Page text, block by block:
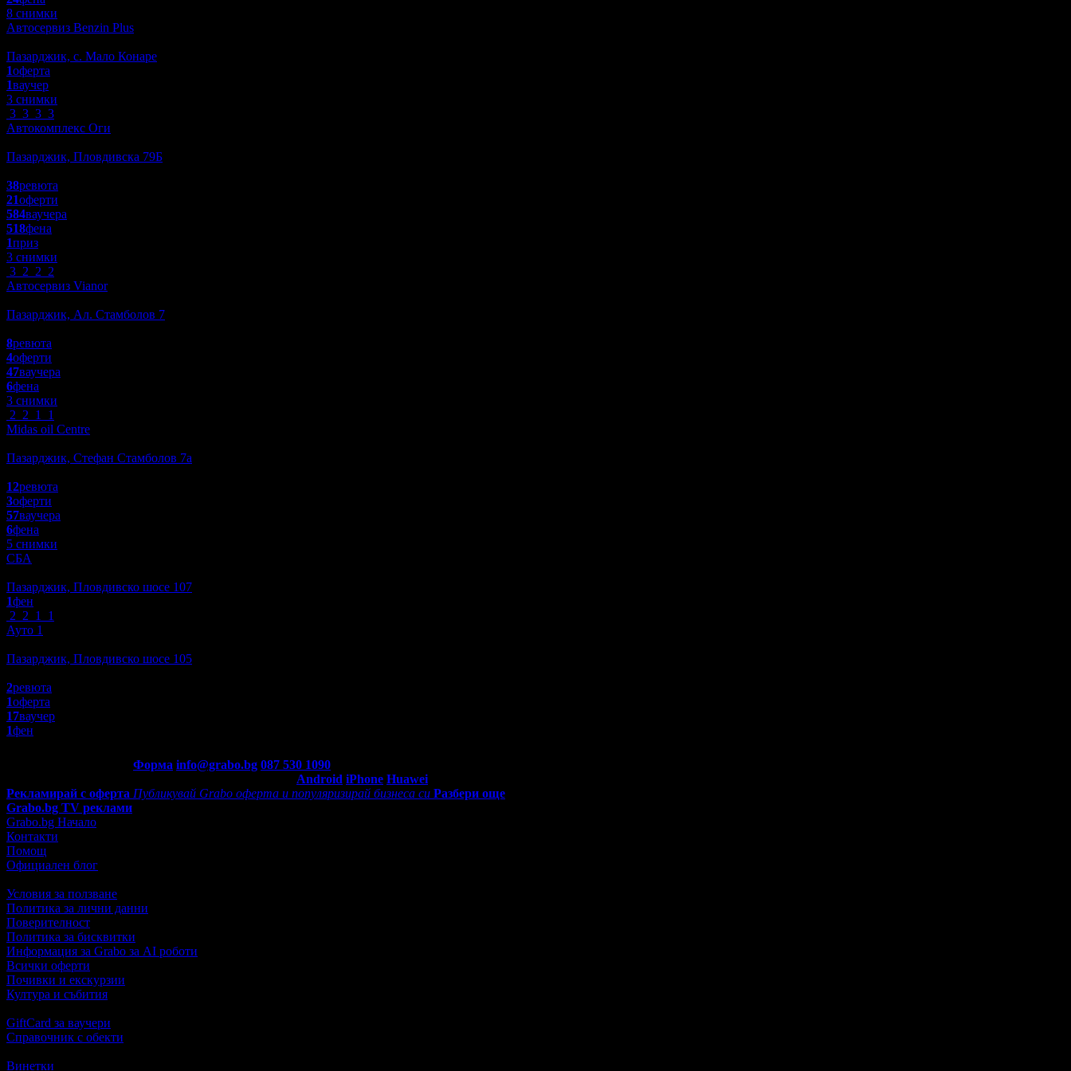
8 снимки
Автосервиз Benzin Plus
Пазарджик, с. Мало Конаре
1оферта
1ваучер
3 снимки
3 3 3 3
Автокомплекс Оги
Пазарджик, Пловдивска 79Б
38ревюта
21оферти
584ваучера
518фена
1приз
3 снимки
3 2 2 2
Автосервиз Vianor
Пазарджик, Ал. Стамболов 7
8ревюта
4оферти
47ваучера
6фена
3 снимки
2 2 1
1
Midas oil Centre
Пазарджик, Стефан Стамболов 7а
12ревюта
3оферти
57ваучера
6фена
5 снимки
СБА
Пазарджик, Пловдивско шосе 107
1фен
2 2 1
1
Ауто 1
Пазарджик, Пловдивско шосе 105
2ревюта
1оферта
17ваучер
1фен
Форма info@grabo.bg 087 530 1090
Android iPhone Huawei
Рекламирай с оферта Публикувай Grabo оферта и популяризирай бизнеса си Разбери още
Grabo.bg TV реклами
Grabo.bg Начало
Контакти
Помощ
Официален блог
Условия за ползване
Политика за лични данни
Поверителност
Политика за бисквитки
Информация за Grabo за AI роботи
Всички оферти
Почивки и екскурзии
Култура и събития
GiftCard за ваучери
Справочник с обекти
Винетки